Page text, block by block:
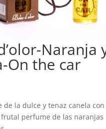
Naranja
On the car
de la dulce y tenaz canela con
perfume de las naranjas